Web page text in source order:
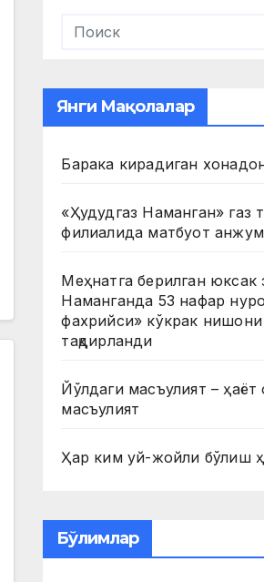
Янги Мақолалар
Барака кирадиган
«Ҳудудгаз Наманган» газ
филиалида матбуот
Меҳнатга берилган юксак
Наманганда 53 нафар
фахрийси» кўкрак
тақдирланди
Йўлдаги масъулият – ҳаёт
масъулият
Ҳар ким уй-жойли бўлиш
Бўлимлар